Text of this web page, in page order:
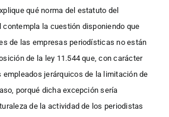
qué norma del estatuto del
la cuestión disponiendo que
de las empresas periodísticas no están
de la ley 11.544 que, con carácter
empleados jerárquicos de la limitación de
porqué dicha excepción sería
de la actividad de los periodistas